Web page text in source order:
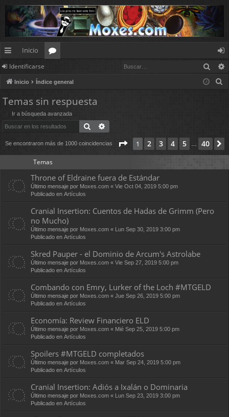
nl
ac
es
os
Inicio
os
de
nt
e
Identificarse
Inicio Índice general
r
Temas sin respuesta
Ir a búsqueda avanzada
Buscar
Se encontraron más de 1000 coincidencias Página de 40
1 2 3 4 5 40
Temas
Throne of Eldraine fuera de Estándar
Último mensaje por Moxes.com « Vie Oct 04, 2019 5:00 pm
Publicado en Artículos
Cranial Insertion: Cuentos de Hadas de Grimm (Pero
no Mucho)
Último mensaje por Moxes.com « Lun Sep 30, 2019 3:00 pm
Publicado en Artículos
Skred Pauper - el Dominio de Arcum's Astrolabe
Último mensaje por Moxes.com « Vie Sep 27, 2019 5:00 pm
Publicado en Artículos
Combando con Emry, Lurker of the Loch #MTGELD
Último mensaje por Moxes.com « Jue Sep 26, 2019 5:00 pm
Publicado en Artículos
Economía: Review Financiero ELD
Último mensaje por Moxes.com « Mié Sep 25, 2019 5:00 pm
Publicado en Artículos
Spoilers #MTGELD completados
Último mensaje por Moxes.com « Mar Sep 24, 2019 5:00 pm
Publicado en Artículos
Cranial Insertion: Adiós a Ixalán o Dominaria
Último mensaje por Moxes.com « Lun Sep 23, 2019 3:00 pm
Publicado en Artículos